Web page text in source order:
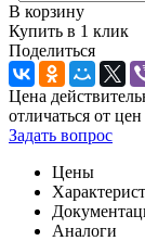
В корзину
Купить в 1 клик
Поделиться
Цена
отличаться от
Задать вопрос
Цены
Аналоги